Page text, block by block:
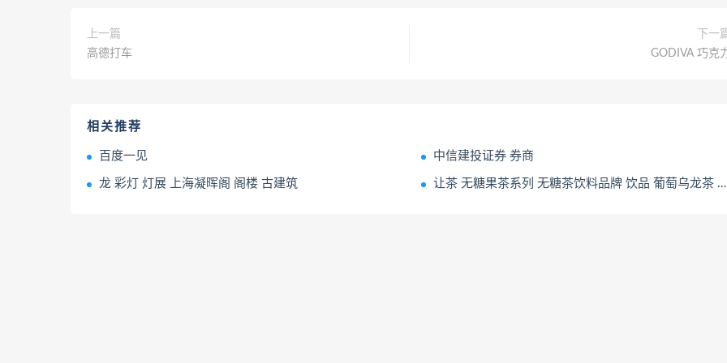
上一篇
高德打车
下一
GODIVA 巧克
相关推荐
百度一见 中信建投证券 券商
龙 彩灯 灯展 上海凝晖阁 阁楼 古建筑 让茶 无糖果茶系列 无糖茶饮料品牌 饮品 葡萄乌龙茶 果味茶饮料